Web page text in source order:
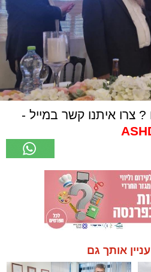
? צרו איתנו קשר במייל -
אותך גם